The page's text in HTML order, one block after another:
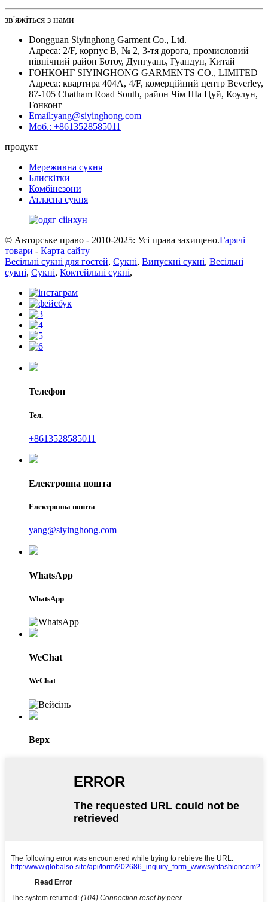
зв'яжіться з нами
Dongguan Siyinghong Garment Co., Ltd.
Адреса: 2/F, корпус B, № 2, 3-тя дорога, промисловий
північний район Ботоу, Дунгуань, Гуандун, Китай
ГОНКОНГ SIYINGHONG GARMENTS CO., LIMITED
Адреса: квартира 404A, 4/F, комерційний центр Beverley,
87-105 Chatham Road South, район Чім Ша Цуй, Коулун,
Гонконг
Email:yang@siyinghong.com
Моб.: +8613528585011
продукт
Мереживна сукня
Блискітки
Комбінезони
Атласна сукня
© Авторське право - 2010-2025: Усі права захищено.Гарячі
товари - Карта сайту
Весільні сукні для гостей, Сукні, Випускні сукні, Весільні
сукні, Сукні, Коктейльні сукні,
Телефон
Тел.
+8613528585011
Електронна пошта
Електронна пошта
yang@siyinghong.com
WhatsApp
WhatsApp
WeChat
WeChat
Верх